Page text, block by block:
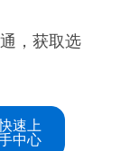
，获取选
速上
中心